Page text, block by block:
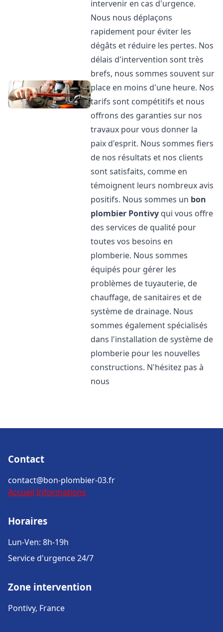
intervenir en cas d'urgence.
Nous nous déplaçons
rapidement pour éviter les
dégâts et réduire les pertes. Nos
délais d'intervention sont très
brefs, nous sommes souvent sur
place en moins d'une heure. Nos
tarifs sont compétitifs et nous
offrons des garanties sur nos
travaux pour vous donner la
paix d'esprit. Nous sommes fiers
de nos résultats et nos clients
sont satisfaits, comme en
témoignent leurs nombreux avis
positifs. Nous sommes un bon
plombier Pontivy qui vous offre
des services de qualité pour
toutes vos besoins en
plomberie. Nous sommes
équipés pour gérer les
problèmes de tuyauterie, de
chauffage, de sanitaires et de
système de drainage. Nous
sommes également spécialisés
dans l'installation de système de
plomberie pour les nouvelles
constructions. N'hésitez pas à
nous
Contact
contact@bon-plombier-03.fr
Accueil Informations
Horaires
Lun-Ven: 8h-19h
Service d'urgence 24/7
Zone intervention
Pontivy, France